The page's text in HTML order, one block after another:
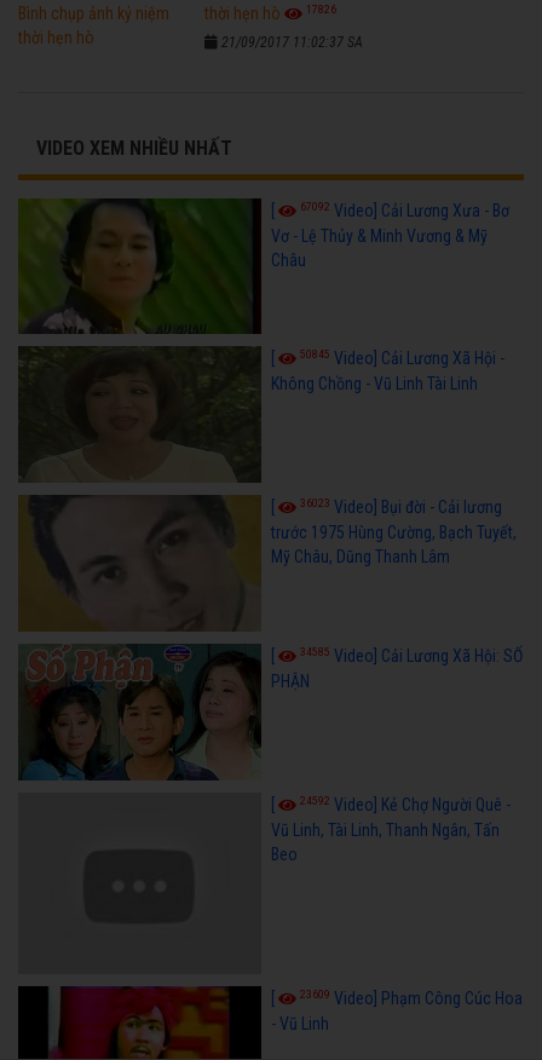
thời hẹn hò
17826
21/09/2017 11:02:37 SA
VIDEO XEM NHIỀU NHẤT
[ 67092 Video] Cải Lương Xưa - Bơ
Vơ - Lệ Thủy & Minh Vương & Mỹ
Châu
50845 Video] Cải Lương Xã Hội -
Không Chồng - Vũ Linh Tài Linh
36023 Video] Bụi đời - Cải lương
trước 1975 Hùng Cường, Bạch Tuyết,
Mỹ Châu, Dũng Thanh Lâm
34585 Video] Cải Lương Xã Hội: SỐ
PHẬN
24592 Video] Kẻ Chợ Người Quê -
Vũ Linh, Tài Linh, Thanh Ngân, Tấn
Beo
23609 Video] Phạm Công Cúc Hoa
- Vũ Linh